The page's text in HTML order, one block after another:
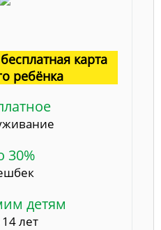
карта
ребёнка
30%
детям
лет